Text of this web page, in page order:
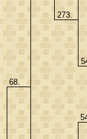
68.
273.